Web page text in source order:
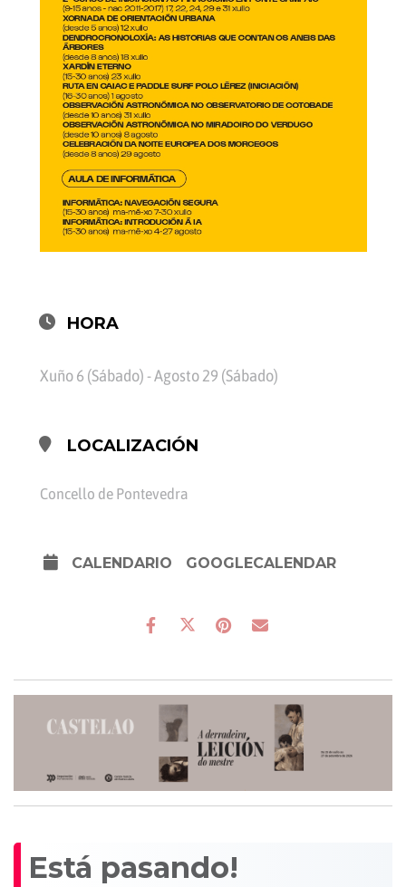
HORA
Xuño 6 (Sábado) - Agosto 29 (Sábado)
LOCALIZACIÓN
Concello de Pontevedra
CALENDARIO GOOGLECALENDAR
Está pasando!